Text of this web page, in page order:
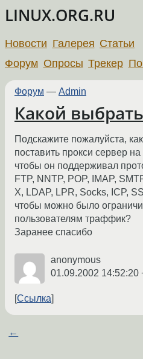
LINUX.ORG.RU
Новости Галерея Статьи
Форум Опросы Трекер
Форум — Admin
Какой
Подскажите пожалуйста,
поставить прокси сервер
чтобы он поддерживал
FTP, NNTP, POP, IMAP,
X, LDAP, LPR, Socks, ICP,
чтобы можно было
пользователям траффик?
Заранее спасибо
anonymous
01.09.2002 14:52:20
Ссылка
←